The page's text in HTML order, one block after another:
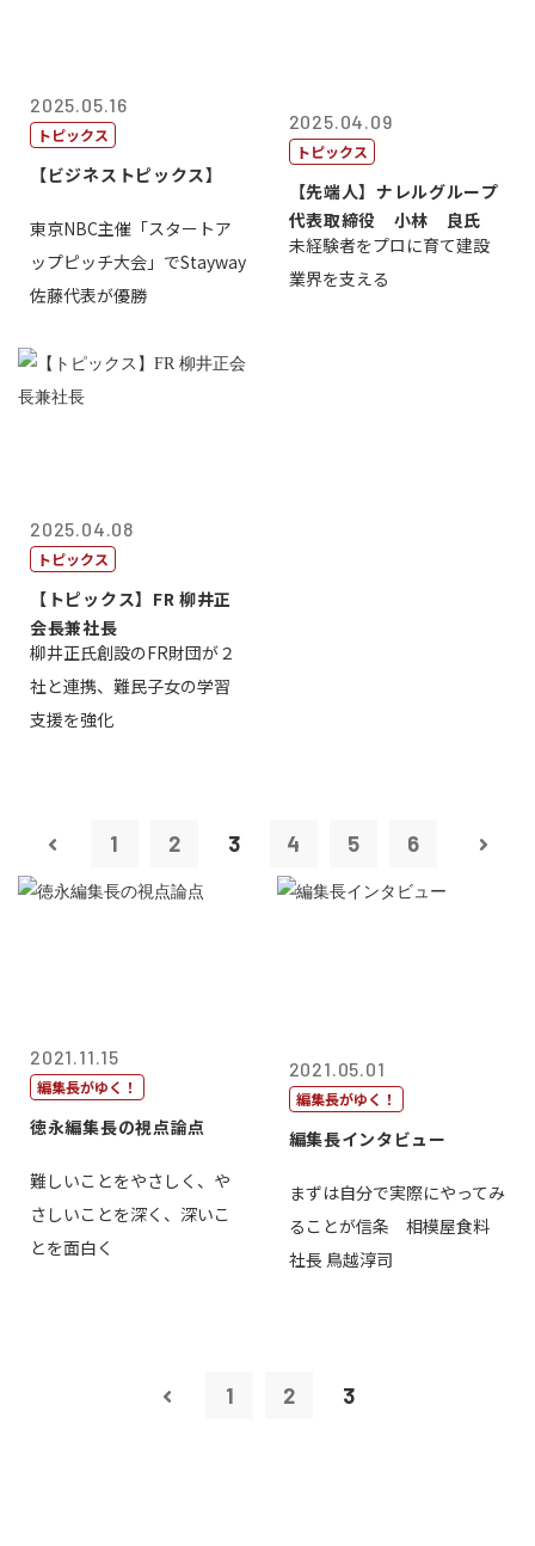
2025.05.16
トピックス
【ビジネストピックス】
東京NBC主催「スタートア
ップピッチ大会」でStayway
佐藤代表が優勝
2025.04.09
トピックス
【先端人】ナレルグループ
代表取締役 小林 良氏
未経験者をプロに育て建設
業界を支える
2025.04.08
トピックス
【トピックス】FR 柳井正
会長兼社長
柳井正氏創設のFR財団が２
社と連携、難民子女の学習
支援を強化
1 2 3 4 5 6
2021.11.15
編集長がゆく！
徳永編集長の視点論点
難しいことをやさしく、や
さしいことを深く、深いこ
とを面白く
2021.05.01
編集長がゆく！
編集長インタビュー
まずは自分で実際にやってみ
ることが信条 相模屋食料
社長 鳥越淳司
1 2 3